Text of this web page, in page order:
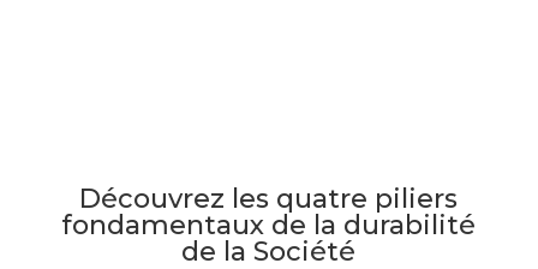
Découvrez les quatre piliers
fondamentaux de la durabilité
de la Société